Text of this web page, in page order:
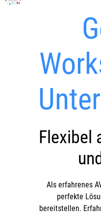
Flexibel
Als erfahrenes
perfekte
bereitstellen.